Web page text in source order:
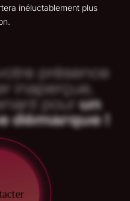
inéluctablement plus
présence
inaperçue,
pourun
démarque !